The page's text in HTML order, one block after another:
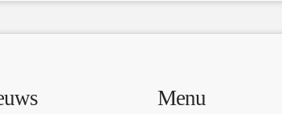
Menu